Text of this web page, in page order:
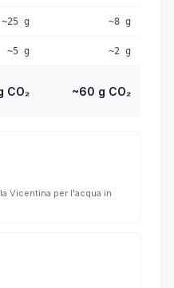
~25 g ~8 g
~5 g ~2 g
CO₂ ~60 g CO₂
Vicentina per l'acqua in